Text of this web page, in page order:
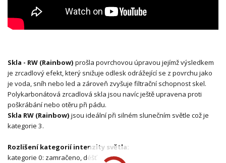
Skla - RW (Rainbow) prošla povrchovou úpravou jejímž výsledkem
je zrcadlový efekt, který snižuje odlesk odrážející se z povrchu jako
je voda, sníh nebo led a zároveň zvyšuje filtrační schopnost skel.
Polykarbonátová zrcadlová skla jsou navíc ještě upravena proti
poškrábání nebo otěru při pádu.
Skla RW (Rainbow) jsou ideální při silném slunečním světle což je
kategorie 3.
Rozlišení kategorií intenzity světla:
kategorie 0: zamračeno, déšť